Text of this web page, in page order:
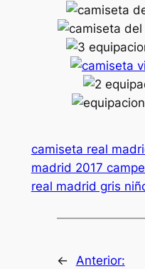
camiseta real
madrid 2017
real madrid gris
←
Anterior: